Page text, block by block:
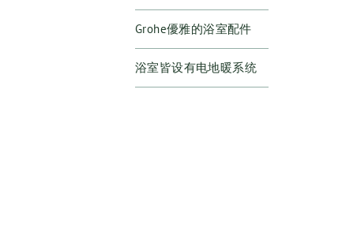
Grohe優雅的浴室配件
浴室皆设有电地暖系统